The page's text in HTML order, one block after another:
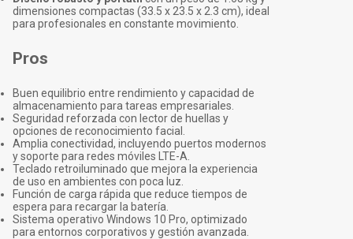
dimensiones compactas (33.5 x 23.5 x 2.3 cm), ideal
para profesionales en constante movimiento.
Pros
Buen equilibrio entre rendimiento y capacidad de
almacenamiento para tareas empresariales.
Seguridad reforzada con lector de huellas y
opciones de reconocimiento facial.
Amplia conectividad, incluyendo puertos modernos
y soporte para redes móviles LTE-A.
Teclado retroiluminado que mejora la experiencia
de uso en ambientes con poca luz.
Función de carga rápida que reduce tiempos de
espera para recargar la batería.
Sistema operativo Windows 10 Pro, optimizado
para entornos corporativos y gestión avanzada.